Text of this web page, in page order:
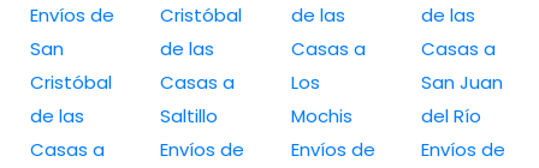
Envíos de
San
Cristóbal
de las
Casas a
Cristóbal
de las
Casas a
Saltillo
Envíos de
de las
Casas a
Los
Mochis
Envíos de
de las
Casas a
San Juan
del Río
Envíos de